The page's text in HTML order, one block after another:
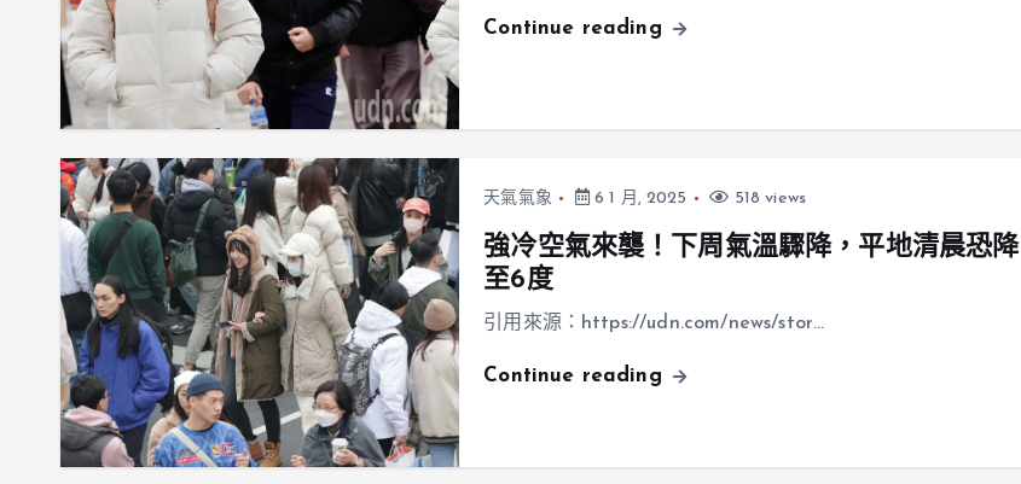
Continue reading
天氣氣象 6 1 月, 2025 518 views
強冷空氣來襲！下周氣溫驟降，平地清晨恐降
至6度
引用來源：https://udn.com/news/stor…
Continue reading